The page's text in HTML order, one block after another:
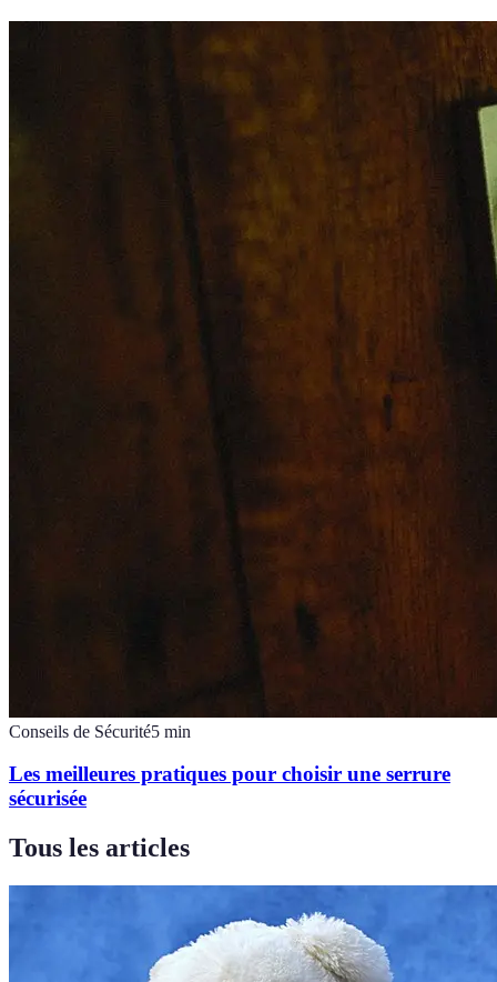
Conseils de Sécurité5 min
Les meilleures pratiques pour choisir une serrure
sécurisée
Tous les articles